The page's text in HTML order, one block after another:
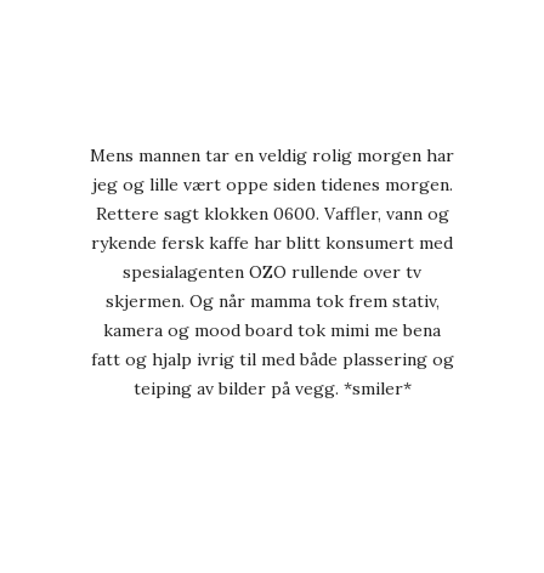
Mens mannen tar en veldig rolig morgen har
jeg og lille vært oppe siden tidenes morgen.
Rettere sagt klokken 0600. Vaffler, vann og
rykende fersk kaffe har blitt konsumert med
spesialagenten OZO rullende over tv
skjermen. Og når mamma tok frem stativ,
kamera og mood board tok mimi me bena
fatt og hjalp ivrig til med både plassering og
teiping av bilder på vegg. *smiler*